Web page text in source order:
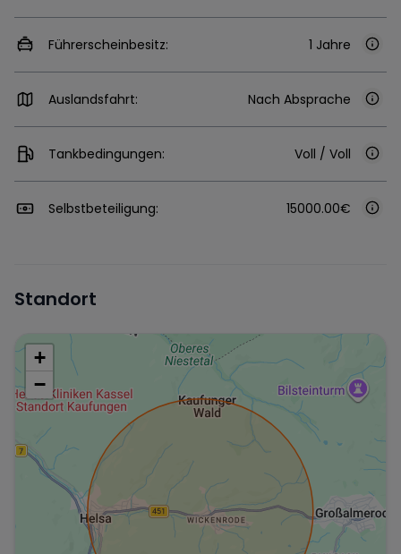
Führerscheinbesitz: 1 Jahre
Auslandsfahrt: Nach Absprache
Tankbedingungen: Voll / Voll
Selbstbeteiligung: 15000.00€
Standort
+
−